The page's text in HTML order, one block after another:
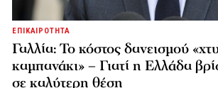
ΕΠΙΚΑΙΡΟΤΗΤΑ
Γαλλία: Το κόστος δανεισμού
καμπανάκι» – Γιατί η Ελλάδα
σε καλύτερη θέση